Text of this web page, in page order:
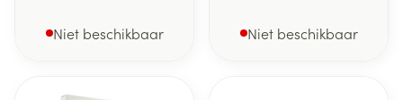
Niet beschikbaar Niet beschikbaar